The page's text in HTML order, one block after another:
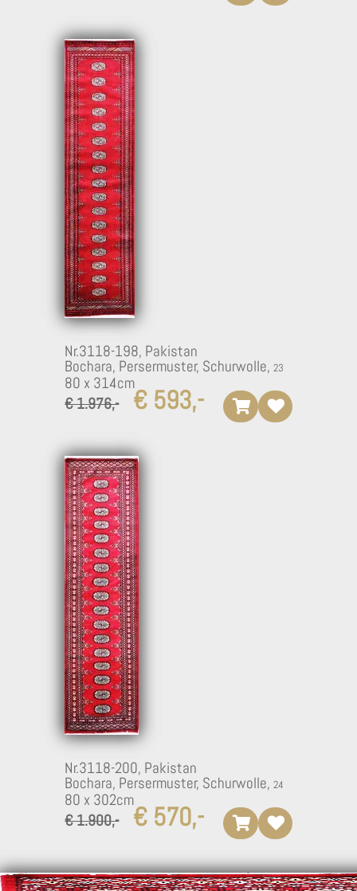
17
Nr.3118-198, Pakistan
Bochara, Persermuster, Schurwolle,
80 x 314cm
€ 1.976,-
€ 593,-
Nr.3118-200, Pakistan
Bochara, Persermuster, Schurwolle,
80 x 302cm
€ 1.900,-
€ 570,-